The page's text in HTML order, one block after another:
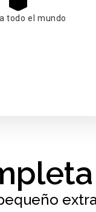
todo el mundo